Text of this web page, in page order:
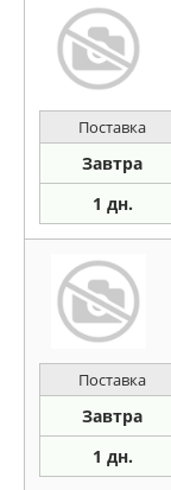
Поставка
Завтра
1 дн.
Поставка
Завтра
1 дн.